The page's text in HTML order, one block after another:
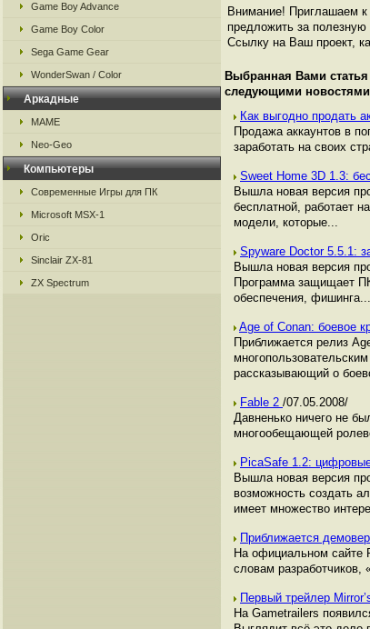
Game Boy Advance
Game Boy Color
Sega Game Gear
WonderSwan / Color
Аркадные
MAME
Neo-Geo
Компьютеры
Современные Игры для ПК
Microsoft MSX-1
Oric
Sinclair ZX-81
ZX Spectrum
Внимание! Приглашаем к
предложить за
Ссылку на Ваш проект,
Выбранная Вами
следующими
Как выгодно продать
Продажа аккаунтов в
заработать на своих
Sweet Home 3D 1.3:
Вышла новая версия
бесплатной, работает
модели, которые...
Spyware Doctor 5.5.1:
Вышла новая версия
Программа защищает
обеспечения,
Age of Conan: боевое
Приближается релиз
рассказывающий о
Fable 2 /07.05.2008/
Давненько ничего не
многообещающей
PicaSafe 1.2:
Вышла новая версия
возможность создать
имеет множество
Приближается
На официальном сайте
словам
Первый трейлер
На Gametrailers